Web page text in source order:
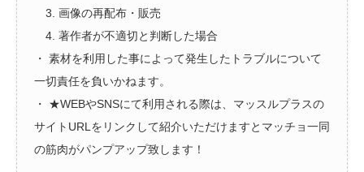
3. 画像の再配布・販売
4. 著作者が不適切と判断した場合
・ 素材を利用した事によって発生したトラブルについて
一切責任を負いかねます。
・ ★WEBやSNSにて利用される際は、マッスルプラスの
サイトURLをリンクして紹介いただけますとマッチョ一同
の筋肉がパンプアップ致します！